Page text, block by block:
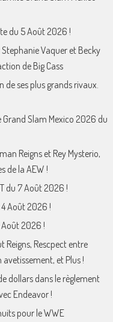
du 5 Août 2026 !
Vaquer et Becky
de Big Cass
de ses plus grands rivaux.
Slam Mexico 2026 du
Reigns et Rey Mysterio,
de la AEW !
du 7 Août 2026 !
4 Août 2026 !
Août 2026 !
Reigns, Rescpect entre
avetissement, et Plus !
dollars dans le règlement
Endeavor !
pour le WWE